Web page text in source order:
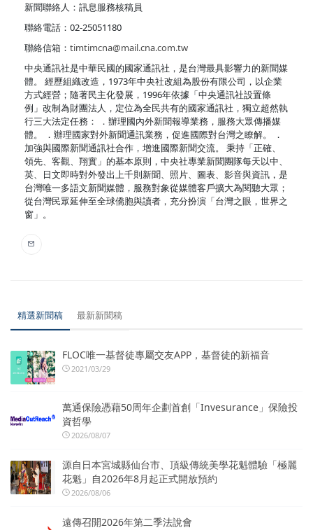
新聞聯絡人：訊息服務核稿員
聯絡電話：02-25051180
聯絡信箱： timtimcna@mail.cna.com.tw
中央通訊社是中華民國的國家通訊社，是台灣最具影響力的新聞媒
體。 經歷組織改造，1973年中央社改組為股份有限公司，以企業
方式經營；隨著民主化發展，1996年依據「中央通訊社設置條
例」改制為財團法人，定位為全民共有的國家通訊社，獨立超然執
行三大法定任務： ．辦理國內外新聞報導業務，服務大眾傳播媒
體。 ．辦理國家對外新聞通訊業務，促進國際對台灣之瞭解。 ．
加強與國際新聞通訊社合作，增進國際新聞交流。 秉持「正確、
領先、客觀、翔實」的基本原則，中央社專業新聞團隊每天以中、
英、日文即時對外發出上千則新聞、照片、圖表、影音與資訊，是
台灣唯一多語文新聞媒體，服務對象從媒體客戶擴大為閱聽大眾；
從台灣民眾延伸至全球僑胞與讀者，充分扮演「台灣之眼，世界之
窗」。
精選新聞稿 最新新聞稿
FLOC唯一基督徒專屬交友APP，基督徒的新福音
2021/03/29
萬通保險憑藉50周年企劃首創「Invesurance」保險投
資哲學
2026/08/07
源自日本宮城縣仙台市、頂級傳統美學花魁體驗「極麗
花魁」自2026年8月起正式開放預約
2026/08/06
遠傳召開2026年第二季法說會